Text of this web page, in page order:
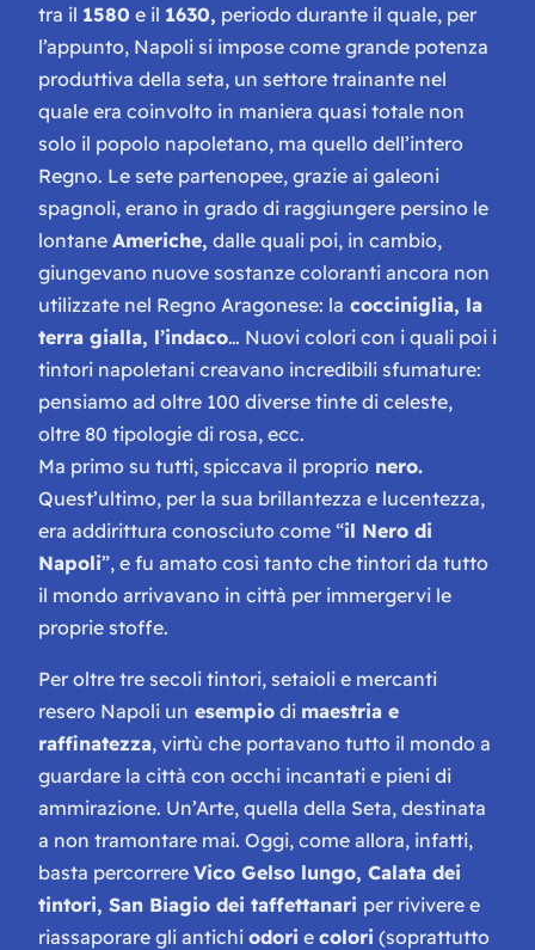
tra il 1580 e il 1630, periodo durante il quale, per
l’appunto, Napoli si impose come grande potenza
produttiva della seta, un settore trainante nel
quale era coinvolto in maniera quasi totale non
solo il popolo napoletano, ma quello dell’intero
Regno. Le sete partenopee, grazie ai galeoni
spagnoli, erano in grado di raggiungere persino le
lontane Americhe, dalle quali poi, in cambio,
giungevano nuove sostanze coloranti ancora non
utilizzate nel Regno Aragonese: la cocciniglia, la
terra gialla, l’indaco… Nuovi colori con i quali poi i
tintori napoletani creavano incredibili sfumature:
pensiamo ad oltre 100 diverse tinte di celeste,
oltre 80 tipologie di rosa, ecc.
Ma primo su tutti, spiccava il proprio nero.
Quest’ultimo, per la sua brillantezza e lucentezza,
era addirittura conosciuto come “il Nero di
Napoli”, e fu amato così tanto che tintori da tutto
il mondo arrivavano in città per immergervi le
proprie stoffe.
Per oltre tre secoli tintori, setaioli e mercanti
resero Napoli un esempio di maestria e
raffinatezza, virtù che portavano tutto il mondo a
guardare la città con occhi incantati e pieni di
ammirazione. Un’Arte, quella della Seta, destinata
a non tramontare mai. Oggi, come allora, infatti,
basta percorrere Vico Gelso lungo, Calata dei
tintori, San Biagio dei taffettanari per rivivere e
riassaporare gli antichi odori e colori (soprattutto